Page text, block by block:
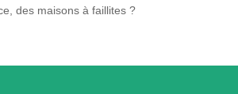
des maisons à faillites ?